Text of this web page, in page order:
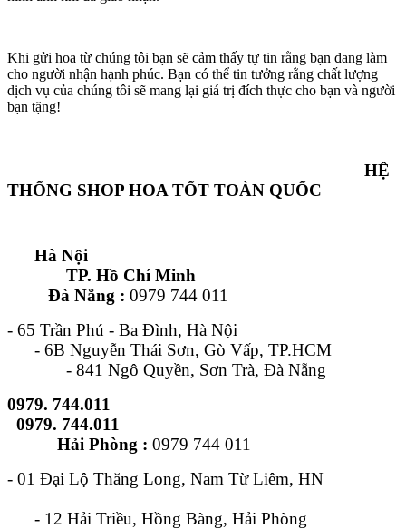
Khi gửi hoa từ chúng tôi bạn sẽ cảm thấy tự tin rằng bạn đang làm
cho người nhận hạnh phúc. Bạn có thể tin tưởng rằng chất lượng
dịch vụ của chúng tôi sẽ mang lại giá trị đích thực cho bạn và người
bạn tặng!
HỆ
THỐNG SHOP HOA TỐT TOÀN QUỐC
Hà Nội
TP. Hồ Chí Minh
Đà Nẵng : 0979 744 011
- 65 Trần Phú - Ba Đình, Hà Nội
- 6B Nguyễn Thái Sơn, Gò Vấp, TP.HCM
- 841 Ngô Quyền, Sơn Trà, Đà Nẵng
0979. 744.011
0979. 744.011
Hải Phòng : 0979 744 011
- 01 Đại Lộ Thăng Long, Nam Từ Liêm, HN
- 12 Hải Triều, Hồng Bàng, Hải Phòng